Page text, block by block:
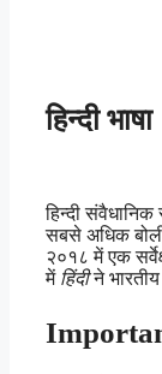
हिन्दी भाषा
हिन्दी
सबसे अधिक
२०१८ में एक
में हिंदीने